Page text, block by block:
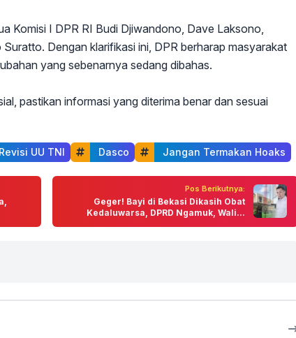
Komisi I DPR RI Budi Djiwandono, Dave Laksono,
Dengan klarifikasi ini, DPR berharap masyarakat
yang sebenarnya sedang dibahas.
pastikan informasi yang diterima benar dan sesuai
Revisi UU TNI
Dasco Jangan Termakan Hoaks
Pos Berikutnya:
Geger! Bayi di Bekasi Dikasih Obat
Kedaluwarsa, DPRD Ngamuk, Wali...